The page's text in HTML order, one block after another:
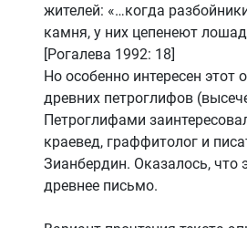
жителей: «…когда
камня, у них цепенеют
[Рогалева 1992: 18]
Но особенно интересен этот
древних петроглифов
Петроглифами
краевед, граффитолог и
Зианбердин. Оказалось, что
древнее письмо.